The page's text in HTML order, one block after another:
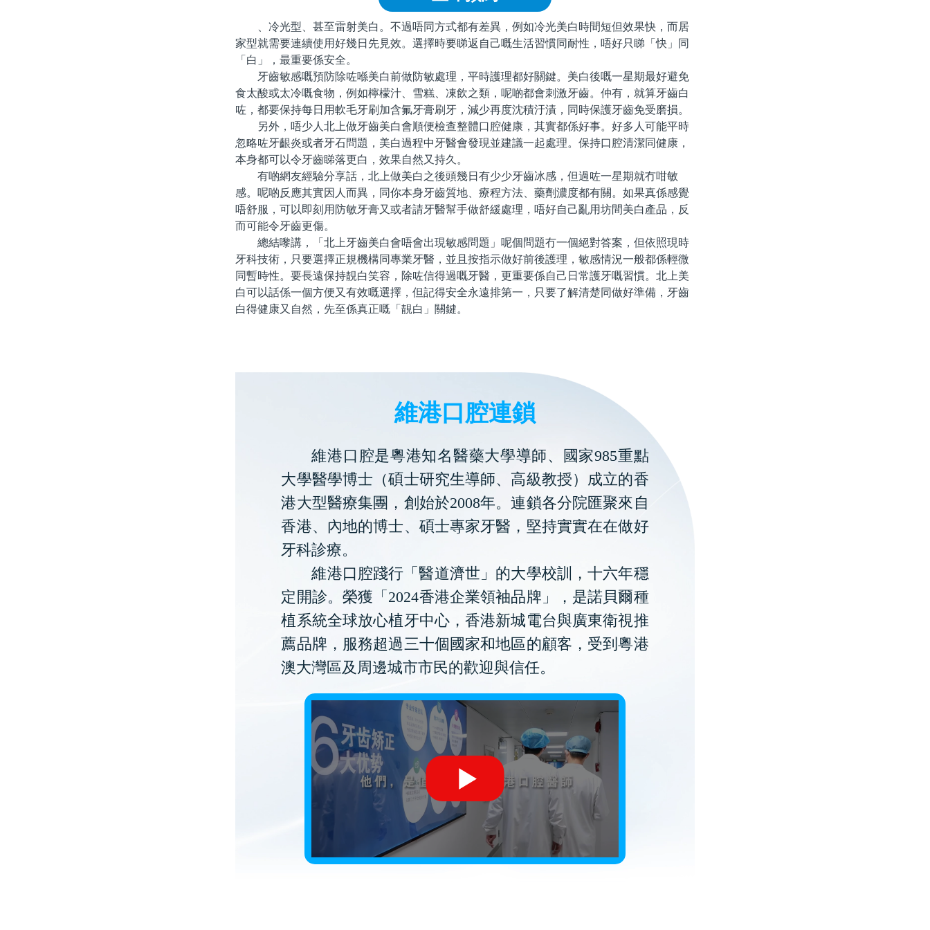
、冷光型、甚至雷射美白。不過唔同方式都有差異，例如冷光美白時間短但效果快，而居
家型就需要連續使用好幾日先見效。選擇時要睇返自己嘅生活習慣同耐性，唔好只睇「快」同
「白」，最重要係安全。
牙齒敏感嘅預防除咗喺美白前做防敏處理，平時護理都好關鍵。美白後嘅一星期最好避免
食太酸或太冷嘅食物，例如檸檬汁、雪糕、凍飲之類，呢啲都會刺激牙齒。仲有，就算牙齒白
咗，都要保持每日用軟毛牙刷加含氟牙膏刷牙，減少再度沈積汙漬，同時保護牙齒免受磨損。
另外，唔少人北上做牙齒美白會順便檢查整體口腔健康，其實都係好事。好多人可能平時
忽略咗牙齦炎或者牙石問題，美白過程中牙醫會發現並建議一起處理。保持口腔清潔同健康，
本身都可以令牙齒睇落更白，效果自然又持久。
有啲網友經驗分享話，北上做美白之後頭幾日有少少牙齒冰感，但過咗一星期就冇咁敏
感。呢啲反應其實因人而異，同你本身牙齒質地、療程方法、藥劑濃度都有關。如果真係感覺
唔舒服，可以即刻用防敏牙膏又或者請牙醫幫手做舒緩處理，唔好自己亂用坊間美白產品，反
而可能令牙齒更傷。
總結嚟講，「北上牙齒美白會唔會出現敏感問題」呢個問題冇一個絕對答案，但依照現時
牙科技術，只要選擇正規機構同專業牙醫，並且按指示做好前後護理，敏感情況一般都係輕微
同暫時性。要長遠保持靚白笑容，除咗信得過嘅牙醫，更重要係自己日常護牙嘅習慣。北上美
白可以話係一個方便又有效嘅選擇，但記得安全永遠排第一，只要了解清楚同做好準備，牙齒
白得健康又自然，先至係真正嘅「靚白」關鍵。
維港口腔連鎖
維港口腔是粵港知名醫藥大學導師、國家985重點
大學醫學博士（碩士研究生導師、高級教授）成立的香
港大型醫療集團，創始於2008年。連鎖各分院匯聚來自
香港、內地的博士、碩士專家牙醫，堅持實實在在做好
牙科診療。
維港口腔踐行「醫道濟世」的大學校訓，十六年穩
定開診。榮獲「2024香港企業領袖品牌」，是諾貝爾種
植系統全球放心植牙中心，香港新城電台與廣東衛視推
薦品牌，服務超過三十個國家和地區的顧客，受到粵港
澳大灣區及周邊城市市民的歡迎與信任。